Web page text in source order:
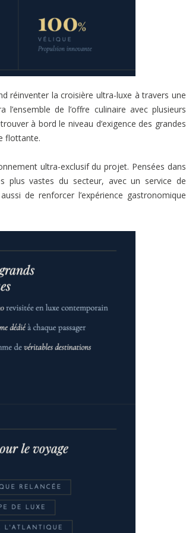
réinventer la croisière ultra-luxe à travers une
de l’offre culinaire avec plusieurs
à bord le niveau d’exigence des grandes
flottante.
ultra-exclusif du projet. Pensées dans
plus vastes du secteur, avec un service de
de renforcer l’expérience gastronomique